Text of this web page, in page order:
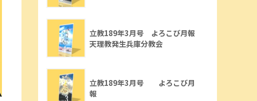
立教189年3月号 よろこび月報
天理教発生兵庫分教会
立教189年3月号 よろこび月
報